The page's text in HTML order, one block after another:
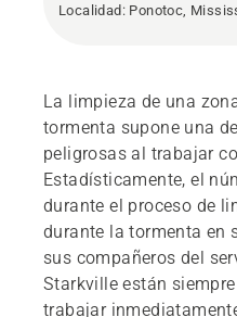
Localidad: Ponotoc,
La limpieza de una
tormenta supone una
peligrosas al trabajar
Estadísticamente, el
durante el proceso de
durante la tormenta en
sus compañeros del
Starkville están
trabajar